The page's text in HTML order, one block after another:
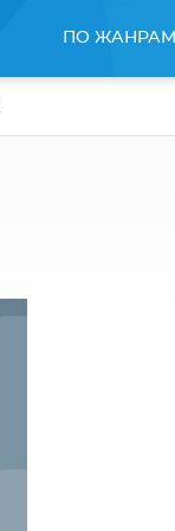
ПО ЖАНРАМ